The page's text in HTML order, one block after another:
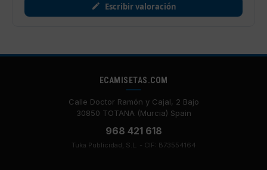
Escribir valoración
ECAMISETAS.COM
Calle Doctor Ramón y Cajal, 2 Bajo
30850 TOTANA (Murcia) Spain
968 421 618
Tuka Publicidad, S.L. - CIF: B73554164